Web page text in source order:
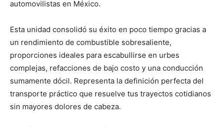
automovilistas en México.
Esta unidad consolidó su éxito en poco tiempo gracias a
un rendimiento de combustible sobresaliente,
proporciones ideales para escabullirse en urbes
complejas, refacciones de bajo costo y una conducción
sumamente dócil. Representa la definición perfecta del
transporte práctico que resuelve tus trayectos cotidianos
sin mayores dolores de cabeza.